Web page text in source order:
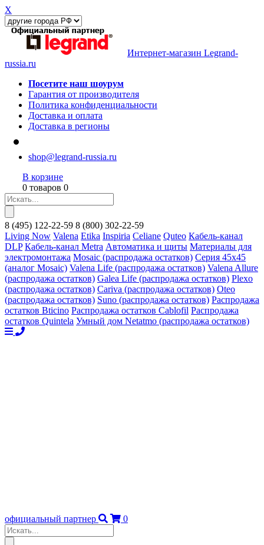
X
Интернет-магазин Legrand-
russia.ru
Посетите наш шоурум
Гарантия от производителя
Политика конфиденциальности
Доставка и оплата
Доставка в регионы
shop@legrand-russia.ru
В корзине
0 товаров 0
8 (495) 122-22-59 8 (800) 302-22-59
Living Now Valena Etika Inspiria Celiane Quteo Кабель-канал
DLP Кабель-канал Metra Автоматика и щиты Материалы для
электромонтажа Mosaic (распродажа остатков) Серия 45х45
(аналог Mosaic) Valena Life (распродажа остатков) Valena Allure
(распродажа остатков) Galea Life (распродажа остатков) Plexo
(распродажа остатков) Cariva (распродажа остатков) Oteo
(распродажа остатков) Suno (распродажа остатков) Распродажа
остатков Bticino Распродажа остатков Cablofil Распродажа
остатков Quintela Умный дом Netatmo (распродажа остатков)
официальный партнер 0